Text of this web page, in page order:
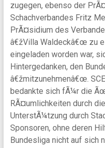
zugegen, ebenso der
Schachverbandes Fritz
PrÃ¤sidium des
â€žVilla Waldeckâ€œ zu
eingeladen worden war,
Hintergedanken, den
â€žmitzunehmenâ€œ.
bedankte sich fÃ¼r die
RÃ¤umlichkeiten durch
UnterstÃ¼tzung durch
Sponsoren, ohne deren
Bundesliga nicht auf sich